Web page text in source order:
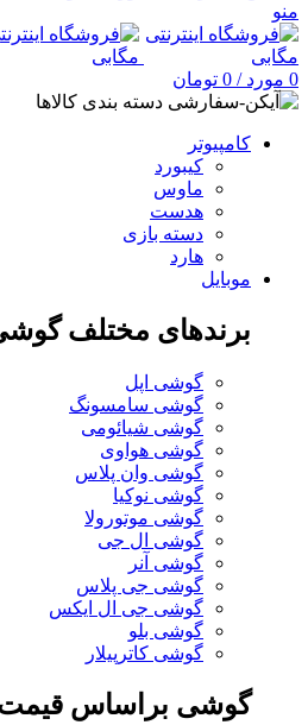
منو
0 مورد/
0 تومان
دسته بندی کالاها
کامپیوتر
کیبورد
ماوس
هدست
دسته بازی
هارد
موبایل
برندهای مختلف
گوشی اپل
گوشی سامسونگ
گوشی شیائومی
گوشی هواوی
گوشی وان پلاس
گوشی نوکیا
گوشی موتورولا
گوشی ال جی
گوشی آنر
گوشی جی پلاس
گوشی جی ال ایکس
گوشی بلو
گوشی کاترپیلار
گوشی براساس